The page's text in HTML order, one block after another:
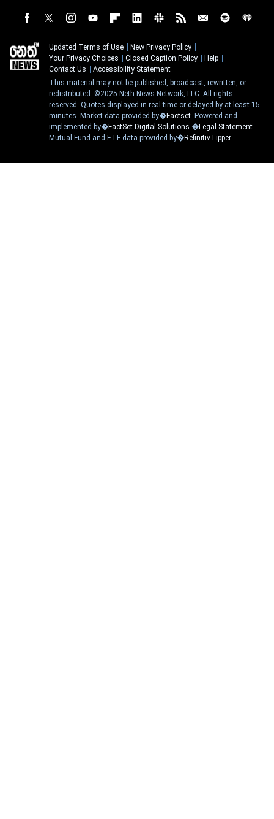
Updated Terms of Use
New Privacy Policy
Your Privacy Choices
Closed Caption Policy
Help
Contact Us
Accessibility Statement
This material may not be published, broadcast, rewritten, or
redistributed. ©2025 Neth News Network, LLC. All rights
reserved. Quotes displayed in real-time or delayed by at least 15
minutes. Market data provided by�Factset. Powered and
implemented by�FactSet Digital Solutions.�Legal Statement.
Mutual Fund and ETF data provided by�Refinitiv Lipper.